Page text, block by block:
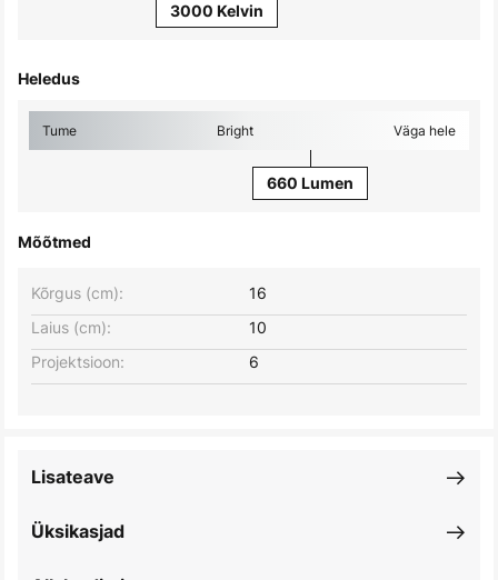
3000 Kelvin
Heledus
Tume Bright Väga hele
660 Lumen
Mõõtmed
Laius (cm): 10
Kõrgus (cm): 16
Projektsioon: 6
Üksikasjad
Lisateave